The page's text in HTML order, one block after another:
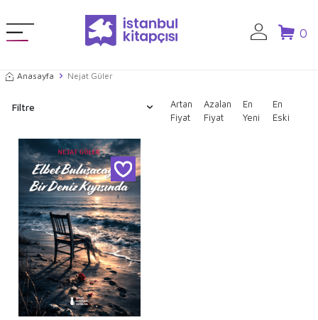
0
Anasayfa Nejat Güler
Filtre
Artan
Fiyat
Azalan
Fiyat
En
Yeni
En
Eski